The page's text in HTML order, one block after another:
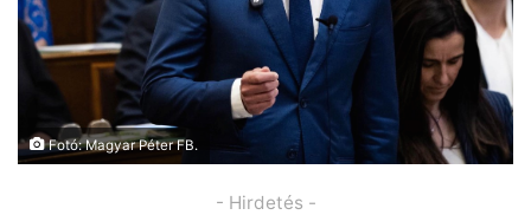
Fotó: Magyar Péter FB.
- Hirdetés -